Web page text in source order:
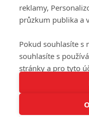
Tato stránka
© 2016 – 2026
reklamy,
průzkum publika a
Pokud souhlasíte s
souhlasíte s
stránky a pro tyto
odmítnout, ale v
nebudou k
Vaše volby